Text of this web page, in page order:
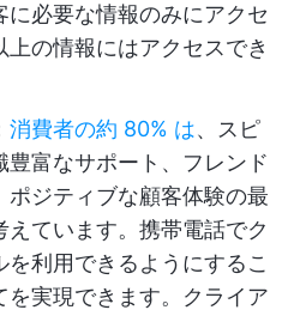
に必要な情報のみにアクセ
上の情報にはアクセスでき
消費者の約 80% は、スピ
豊富なサポート、フレンド
ポジティブな顧客体験の最
えています。携帯電話でク
利用できるようにするこ
を実現できます。クライア